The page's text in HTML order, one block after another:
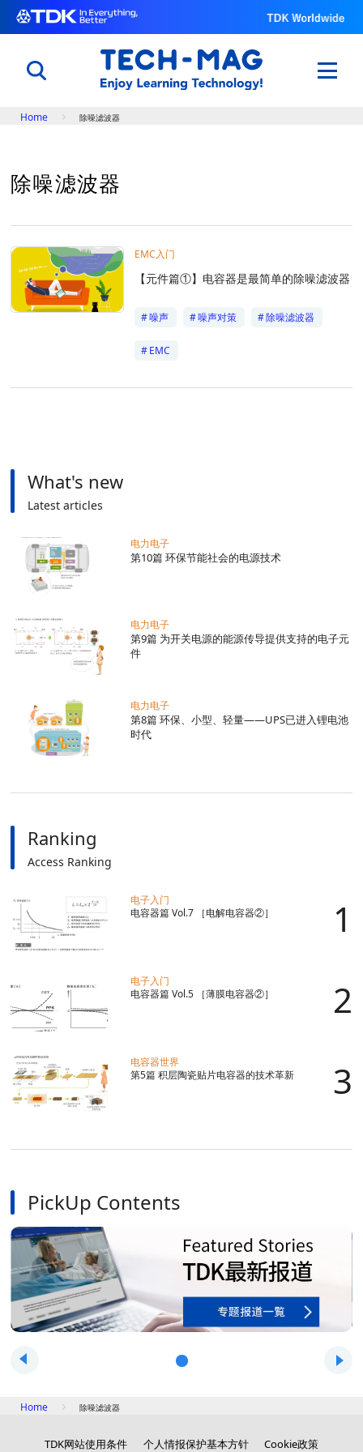
用科学改变体育与自然
世界田径锦标赛@TDK
了解TDK的技术
Breadcrumb
Home 除噪滤波器
除噪滤波器
EMC入门
【元件篇①】电容器是最简单的除噪滤波器
噪声 噪声对策 除噪滤波器
EMC
What's new
Latest articles
电力电子
第10篇 环保节能社会的电源技术
电力电子
第9篇 为开关电源的能源传导提供支持的电子元
件
电力电子
第8篇 环保、小型、轻量——UPS已进入锂电池
时代
Ranking
Access Ranking
电子入门
电容器篇 Vol.7 ［电解电容器②］
电子入门
电容器篇 Vol.5 ［薄膜电容器②］
电容器世界
第5篇 积层陶瓷贴片电容器的技术革新
PickUp Contents
Home 除噪滤波器
TDK网站使用条件 个人情报保护基本方针 Cookie政策